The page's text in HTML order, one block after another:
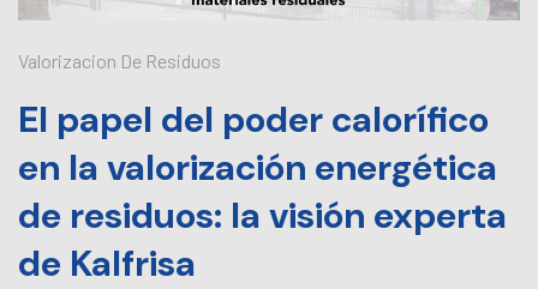
Valorizacion De Residuos
El papel del poder calorífico
en la valorización energética
de residuos: la visión experta
de Kalfrisa